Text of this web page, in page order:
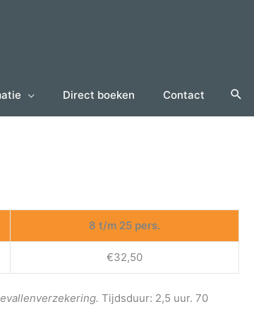
Direct boeken Contact
8 t/m 25 pers.
€32,50
Tijdsduur: 2,5 uur. 70